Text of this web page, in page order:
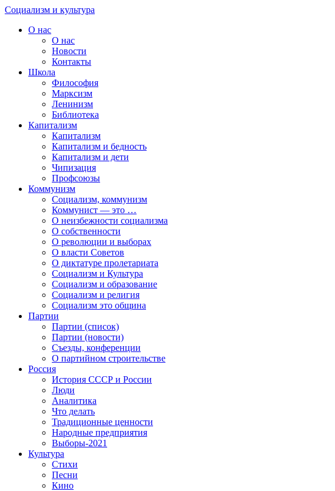
Skip
content
Социализм и культура
О нас
О нас
Новости
Контакты
Школа
Философия
Марксизм
Ленинизм
Библиотека
Капитализм
Капитализм
Капитализм и бедность
Капитализм и дети
Чипизация
Профсоюзы
Коммунизм
Социализм, коммунизм
Коммунист — это …
О неизбежности социализма
О собственности
О революции и выборах
О власти Советов
О диктатуре пролетариата
Социализм и Культура
Социализм и образование
Социализм и религия
Социализм это община
Партии
Партии (список)
Партии (новости)
Съезды, конференции
О партийном строительстве
Россия
История СССР и России
Люди
Аналитика
Что делать
Традиционные ценности
Народные предприятия
Выборы-2021
Культура
Стихи
Песни
Кино